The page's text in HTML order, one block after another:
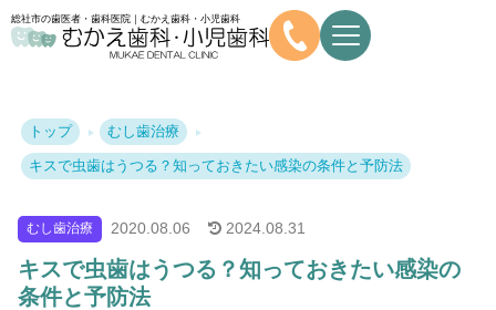
総社市の歯医者・歯科医院｜むかえ歯科・小児歯科
トップ むし歯治療
キスで虫歯はうつる？知っておきたい感染の条件と予防法
むし歯治療 2020. 08.06 2024. 08.31
キスで虫歯はうつる？知っておきたい感染の
条件と予防法